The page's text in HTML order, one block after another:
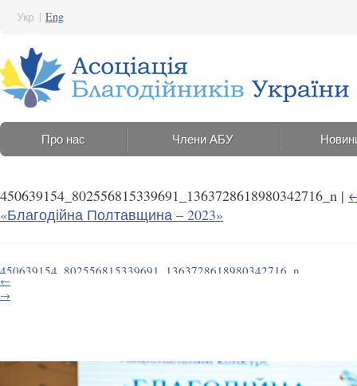
Укр | Eng
Про нас Члени АБУ
450639154_802556815339691_1363728618980342716_n |
«Благодійна Полтавщина – 2023»
450639154_802556815339691_1363728618980342716_n
17 Липня 2024 13:47
←
→